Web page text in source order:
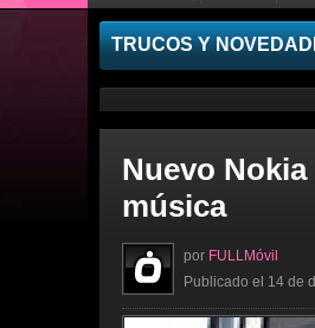
Celulares
TRUCOS Y
Nuevo
música
por FULLMóvil
Publicado el 14 de